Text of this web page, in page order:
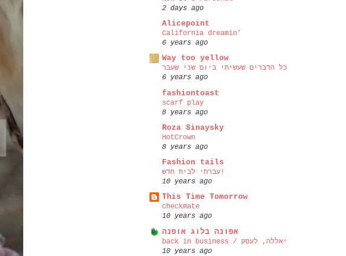
2 days ago
Alicepoint
California dreamin’
6 years ago
Way too yellow
כל הדברים שעשיתי ביום שני שעבר
6 years ago
fashiontoast
scarf play
8 years ago
Roza Sinaysky
HotCrown
8 years ago
Fashion tails
עברתי לבית חדש!
10 years ago
This Time Tomorrow
checkmate
10 years ago
אפונה בלוג אופנה
back in business / יאללה, לעסק
10 years ago